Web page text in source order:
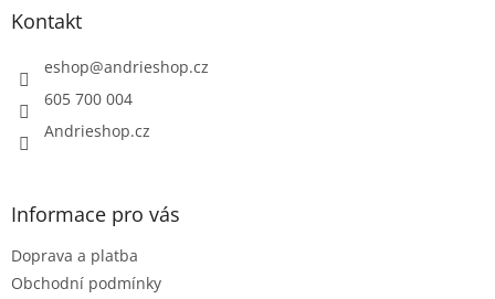
Kontakt
eshop@andrieshop.cz
605 700 004
Andrieshop.cz
Informace pro vás
Doprava a platba
Obchodní podmínky